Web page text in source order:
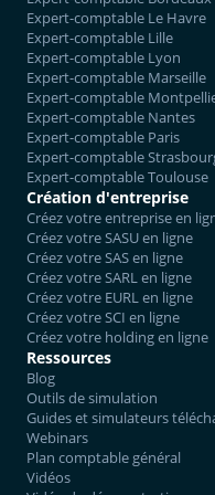
Expert-comptable Le Havre
Expert-comptable Lille
Expert-comptable Lyon
Expert-comptable Marseille
Expert-comptable
Expert-comptable Nantes
Expert-comptable Paris
Expert-comptable
Expert-comptable Toulouse
Création d'entreprise
Créez votre entreprise en
Créez votre SASU en ligne
Créez votre SAS en ligne
Créez votre SARL en ligne
Créez votre EURL en ligne
Créez votre SCI en ligne
Créez votre holding en ligne
Ressources
Blog
Outils de simulation
Guides et simulateurs
Webinars
Plan comptable général
Vidéos